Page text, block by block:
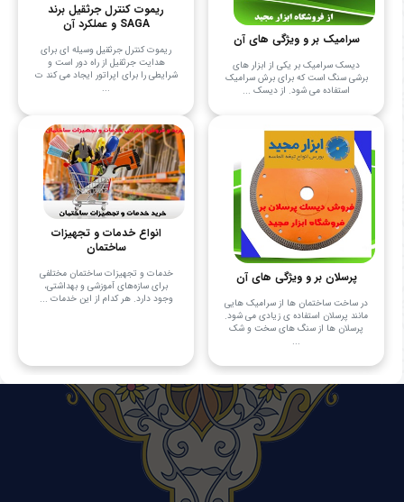
سرامیک بر و ویژگی های آن
دیسک سرامیک بر یکی از ابزار های
برشی سنگ است که برای برش سرامیک
استفاده می‌ شود. از دیسک‌ ...
ریموت کنترل جرثقیل برند
SAGA و عملکرد آن
ریموت کنترل جرثقیل وسیله ای برای
هدایت جرثقیل از راه دور است و
شرایطی را برای اپراتور ایجاد می کند ت
...
پرسلان بر و ویژگی های آن
در ساخت ساختمان ها از سرامیک هایی
مانند پرسلان استفاده ی زیادی می شود.
پرسلان ها از سنگ های سخت و شک
...
انواع خدمات و تجهیزات
ساختمان
خدمات و تجهیزات ساختمان مختلفی
برای سازه‌های آموزشی و بهداشتی،
وجود دارد. هر کدام از این خدمات ...